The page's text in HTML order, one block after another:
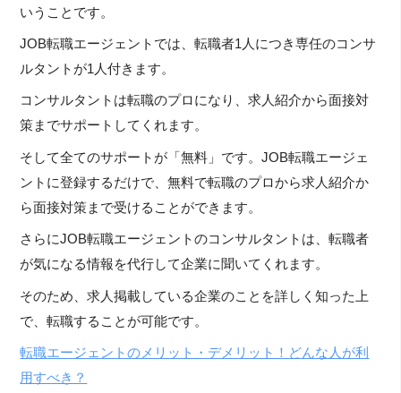
いうことです。
JOB転職エージェントでは、転職者1人につき専任のコンサ
ルタントが1人付きます。
コンサルタントは転職のプロになり、求人紹介から面接対
策までサポートしてくれます。
そして全てのサポートが「無料」です。JOB転職エージェ
ントに登録するだけで、無料で転職のプロから求人紹介か
ら面接対策まで受けることができます。
さらにJOB転職エージェントのコンサルタントは、転職者
が気になる情報を代行して企業に聞いてくれます。
そのため、求人掲載している企業のことを詳しく知った上
で、転職することが可能です。
転職エージェントのメリット・デメリット！どんな人が利
用すべき？